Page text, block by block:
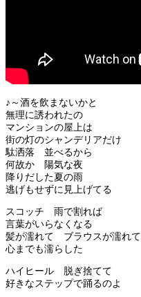
♪～酒を飲まないかと
無理に誘われたの
マンションの屋上は
街の灯のシャンデリアだけ
駄洒落 並べるから
何故か 陽気な夜
降りだした夏の雨
逃げもせずに見上げてる
スコッチ 雨で割れば
言葉がいらなくなる
髪が濡れて ブラウスが濡れて
心までも濡らした
ハイヒール 脱ぎ捨てて
好きなステップで踊るのよ